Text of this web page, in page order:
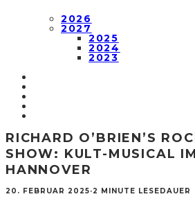
2026
2027
2025
2024
2023
RICHARD O’BRIEN’S
SHOW: KULT-MUSICAL
HANNOVER
20. FEBRUAR 2025·2 MINUTE LESEDAUER